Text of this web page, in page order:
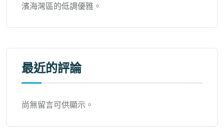
濱海灣區的低調優雅。
最近的評論
尚無留言可供顯示。